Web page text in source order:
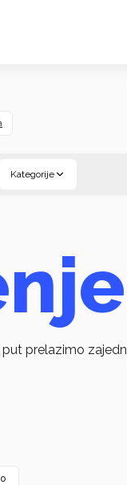
Kategorije
put prelazimo